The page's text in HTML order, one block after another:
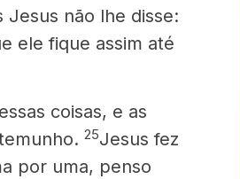
não lhe disse:
ele fique assim até
coisas, e as
25Jesus fez
por uma, penso